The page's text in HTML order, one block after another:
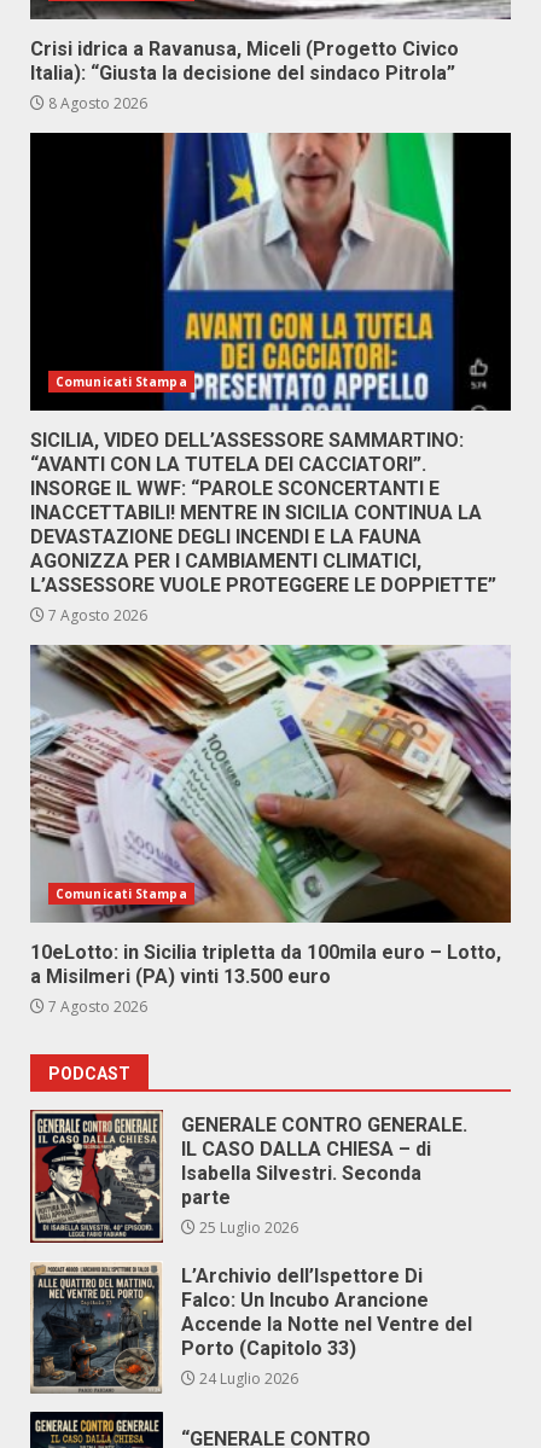
Crisi idrica a Ravanusa, Miceli (Progetto Civico
Italia): “Giusta la decisione del sindaco Pitrola”
8 Agosto 2026
Comunicati Stampa
SICILIA, VIDEO DELL’ASSESSORE SAMMARTINO:
“AVANTI CON LA TUTELA DEI CACCIATORI”.
INSORGE IL WWF: “PAROLE SCONCERTANTI E
INACCETTABILI! MENTRE IN SICILIA CONTINUA LA
DEVASTAZIONE DEGLI INCENDI E LA FAUNA
AGONIZZA PER I CAMBIAMENTI CLIMATICI,
L’ASSESSORE VUOLE PROTEGGERE LE DOPPIETTE”
7 Agosto 2026
Comunicati Stampa
10eLotto: in Sicilia tripletta da 100mila euro – Lotto,
a Misilmeri (PA) vinti 13.500 euro
7 Agosto 2026
PODCAST
GENERALE CONTRO GENERALE.
IL CASO DALLA CHIESA – di
Isabella Silvestri. Seconda
parte
25 Luglio 2026
L’Archivio dell’Ispettore Di
Falco: Un Incubo Arancione
Accende la Notte nel Ventre del
Porto (Capitolo 33)
24 Luglio 2026
“GENERALE CONTRO